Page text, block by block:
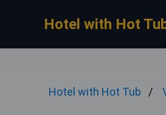
Hotel with Hot
Hotel with Hot Tub